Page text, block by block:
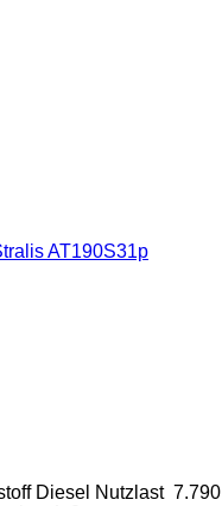
AT190S31p
Diesel Nutzlast 7.790